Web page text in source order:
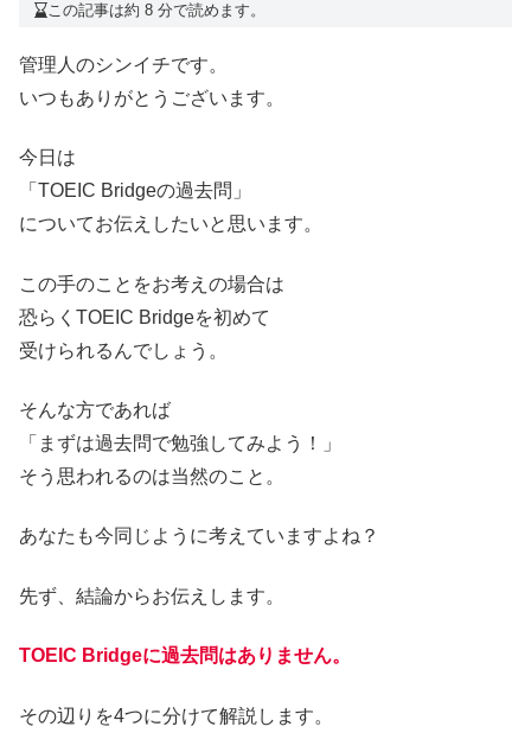
この記事は約 8 分で読めます。
管理人のシンイチです。
いつもありがとうございます。
今日は
「TOEIC Bridgeの過去問」
についてお伝えしたいと思います。
この手のことをお考えの場合は
恐らくTOEIC Bridgeを初めて
受けられるんでしょう。
そんな方であれば
「まずは過去問で勉強してみよう！」
そう思われるのは当然のこと。
あなたも今同じように考えていますよね？
先ず、結論からお伝えします。
TOEIC Bridgeに過去問はありません。
その辺りを4つに分けて解説します。